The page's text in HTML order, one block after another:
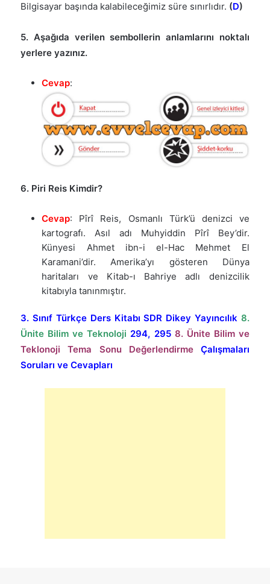
Bilgisayar başında kalabileceğimiz süre sınırlıdır. (D)
5. Aşağıda verilen sembollerin anlamlarını noktalı
yerlere yazınız.
Cevap:
6. Piri Reis Kimdir?
Cevap: Pîrî Reis, Osmanlı Türk’ü denizci ve
kartografı. Asıl adı Muhyiddin Pîrî Bey’dir.
Künyesi Ahmet ibn-i el-Hac Mehmet El
Karamani’dir. Amerika’yı gösteren Dünya
haritaları ve Kitab-ı Bahriye adlı denizcilik
kitabıyla tanınmıştır.
3. Sınıf Türkçe Ders Kitabı SDR Dikey Yayıncılık 8.
Ünite Bilim ve Teknoloji 294, 295 8. Ünite Bilim ve
TeklonojiTema Sonu Değerlendirme Çalışmaları
Soruları ve Cevapları